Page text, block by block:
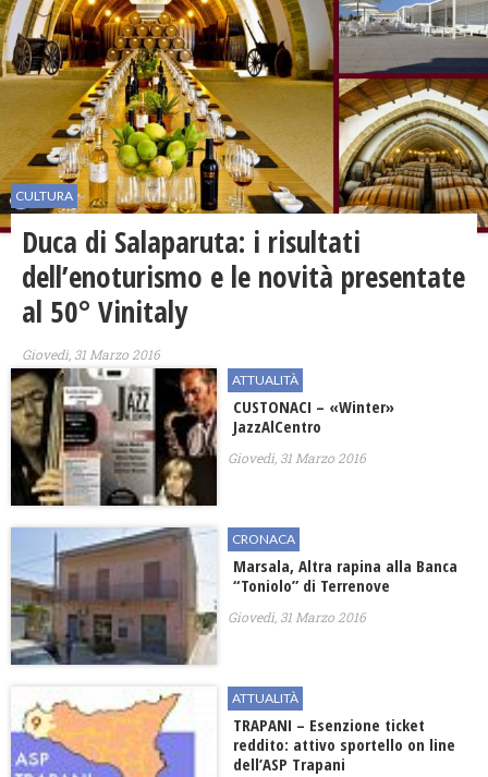
CULTURA
Duca di Salaparuta: i risultati
dell’enoturismo e le novità presentate
al 50° Vinitaly
Giovedì, 31 Marzo 2016
ATTUALITÀ
CUSTONACI – «Winter»
JazzAlCentro
Giovedì, 31 Marzo 2016
CRONACA
Marsala, Altra rapina alla Banca
“Toniolo” di Terrenove
Giovedì, 31 Marzo 2016
ATTUALITÀ
TRAPANI – Esenzione ticket
reddito: attivo sportello on line
dell’ASP Trapani